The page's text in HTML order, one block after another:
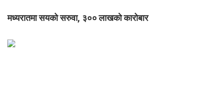
मध्यरातमा सयको सरुवा, ३०० लाखको कारोबार